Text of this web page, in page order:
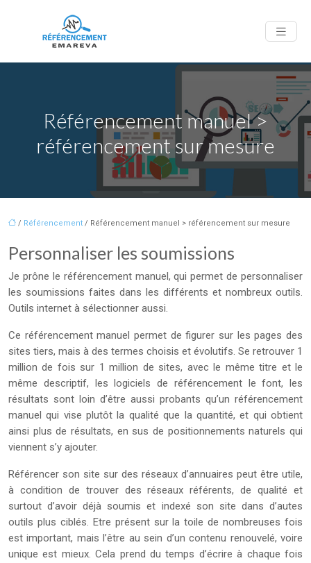
Référencement manuel >
référencement sur mesure
/ Référencement / Référencement manuel > référencement sur mesure
Personnaliser les soumissions
Je prône le référencement manuel, qui permet de personnaliser
les soumissions faites dans les différents et nombreux outils.
Outils internet à sélectionner aussi.
Ce référencement manuel permet de figurer sur les pages des
sites tiers, mais à des termes choisis et évolutifs. Se retrouver 1
million de fois sur 1 million de sites, avec le même titre et le
même descriptif, les logiciels de référencement le font, les
résultats sont loin d’être aussi probants qu’un référencement
manuel qui vise plutôt la qualité que la quantité, et qui obtient
ainsi plus de résultats, en sus de positionnements naturels qui
viennent s’y ajouter.
Référencer son site sur des réseaux d’annuaires peut être utile,
à condition de trouver des réseaux référents, de qualité et
surtout d’avoir déjà soumis et indexé son site dans d’autes
outils plus ciblés. Etre présent sur la toile de nombreuses fois
est important, mais l’être au sein d’un contenu renouvelé, voire
unique est mieux. Cela prend du temps d’écrire à chaque fois